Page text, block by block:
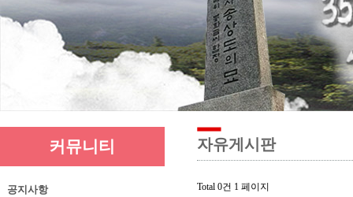
기려수필집
생애와사상
유묵과유품
연혁지
추모의글
커뮤니티
공지사항
자유게시판
Total 0건 1 페이지